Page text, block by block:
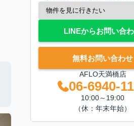
LINEからお問い合
無料お問い合わせ
AFLO天満橋店
06-6940-
10:00～19:00
（休：年末年始）